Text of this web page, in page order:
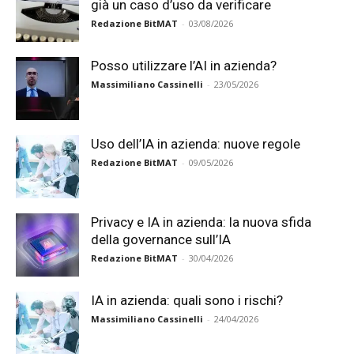
già un caso d’uso da verificare
Redazione BitMAT - 03/08/2026
Posso utilizzare l’AI in azienda?
Massimiliano Cassinelli - 23/05/2026
Uso dell’IA in azienda: nuove regole
Redazione BitMAT - 09/05/2026
Privacy e IA in azienda: la nuova sfida
della governance sull’IA
Redazione BitMAT - 30/04/2026
IA in azienda: quali sono i rischi?
Massimiliano Cassinelli - 24/04/2026